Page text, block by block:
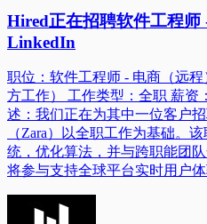
Hired正在招聘软件工程师
LinkedIn
职位：软件工程师 - 电商（远
方工作） 工作类型：全职 薪资
述：我们正在为其中一位客户
（Zara）以全职工作为基础。
统，优化算法，并与跨职能团
将参与支持全球平台实时用户体